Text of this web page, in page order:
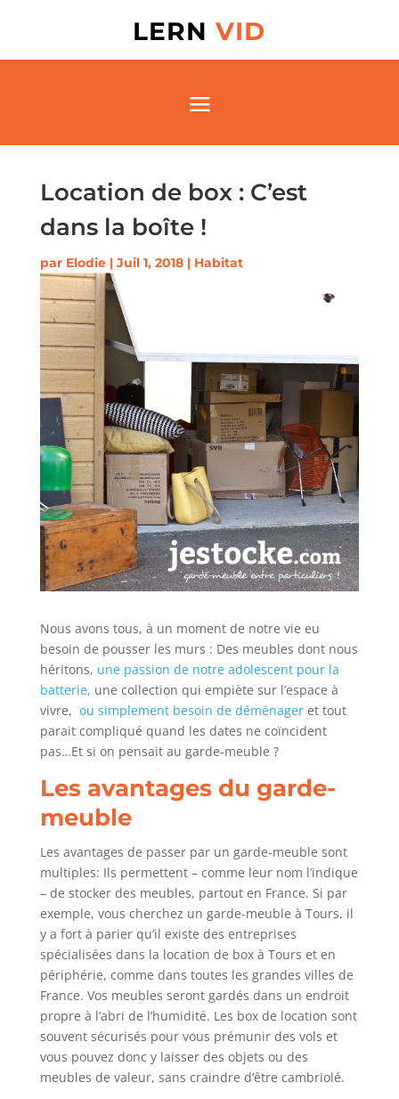
LERNVID
Location de box : C’est
dans la boîte !
par Elodie| Juil 1, 2018| Habitat
Nous avons tous, à un moment de notre vie eu
besoin de pousser les murs : Des meubles dont nous
héritons, une passion de notre adolescent pour la
batterie, une collection qui empiète sur l’espace à
vivre, ou simplement besoin de déménageret tout
parait compliqué quand les dates ne coïncident
pas…Et si on pensait au garde-meuble ?
Les avantages du garde-
meuble
Les avantages de passer par un garde-meuble sont
multiples: Ils permettent – comme leur nom l’indique
– de stocker des meubles, partout en France. Si par
exemple, vous cherchez un garde-meuble à Tours, il
y a fort à parier qu’il existe des entreprises
spécialisées dans la location de box à Tours et en
périphérie, comme dans toutes les grandes villes de
France. Vos meubles seront gardés dans un endroit
propre à l’abri de l’humidité. Les box de location sont
souvent sécurisés pour vous prémunir des vols et
vous pouvez donc y laisser des objets ou des
meubles de valeur, sans craindre d’être cambriolé.